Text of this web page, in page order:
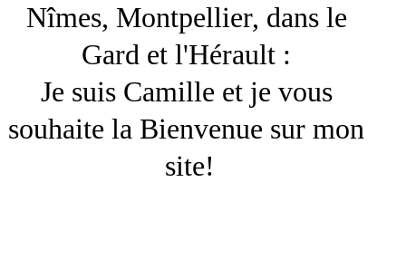
Nîmes, Montpellier, dans le
Gard et l'Hérault :
Je suis Camille et je vous
souhaite la Bienvenue sur mon
site!